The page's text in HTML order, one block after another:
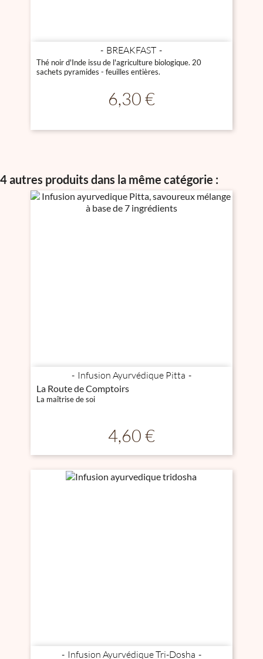
BREAKFAST
Thé noir d'Inde issu de l'agriculture biologique. 20
sachets pyramides - feuilles entières.
Prix
6,30 €
4 autres produits dans la même catégorie :
Infusion Ayurvédique Pitta
La Route de Comptoirs
La maîtrise de soi
Prix
4,60 €
Infusion Ayurvédique Tri-Dosha